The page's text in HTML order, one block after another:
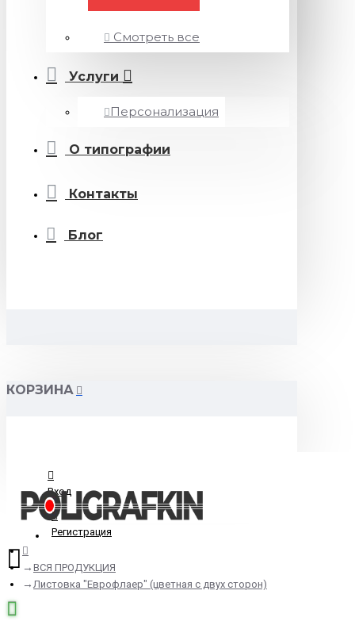
Смотреть все
Услуги
Персонализация
О типографии
Контакты
Блог
КОРЗИНА
Вход
Регистрация
ВСЯ ПРОДУКЦИЯ
Листовка "Еврофлаер" (цветная с двух сторон)